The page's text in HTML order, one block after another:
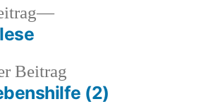
Beitrag
Beitrag:
(2)
Nächster